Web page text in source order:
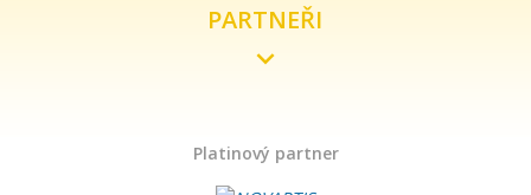
PARTNEŘI
Platinový partner